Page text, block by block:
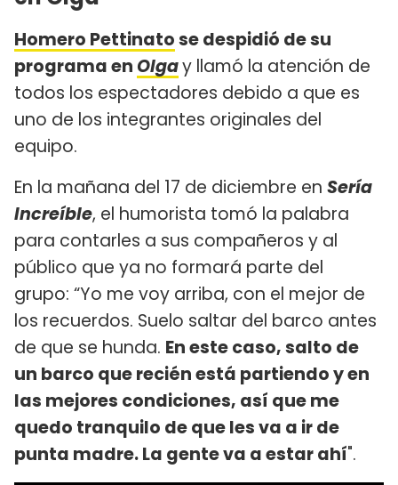
Homero Pettinatose despidió de su
programa en Olgay llamó la atención de
todos los espectadores debido a que es
uno de los integrantes originales del
equipo.
En la mañana del 17 de diciembre en Sería
Increíble, el humorista tomó la palabra
para contarles a sus compañeros y al
público que ya no formará parte del
grupo: “Yo me voy arriba, con el mejor de
los recuerdos. Suelo saltar del barco antes
de que se hunda. En este caso, salto de
un barco que recién está partiendo y en
las mejores condiciones, así que me
quedo tranquilo de que les va a ir de
punta madre. La gente va a estar ahí".